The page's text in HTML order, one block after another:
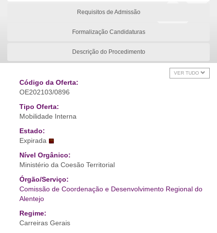
Requisitos de Admissão
Formalização Candidaturas
Descrição do Procedimento
VER TUDO
Código da Oferta:
OE202103/0896
Tipo Oferta:
Mobilidade Interna
Estado:
Expirada
Nível Orgânico:
Ministério da Coesão Territorial
Órgão/Serviço:
Comissão de Coordenação e Desenvolvimento Regional do
Alentejo
Regime:
Carreiras Gerais